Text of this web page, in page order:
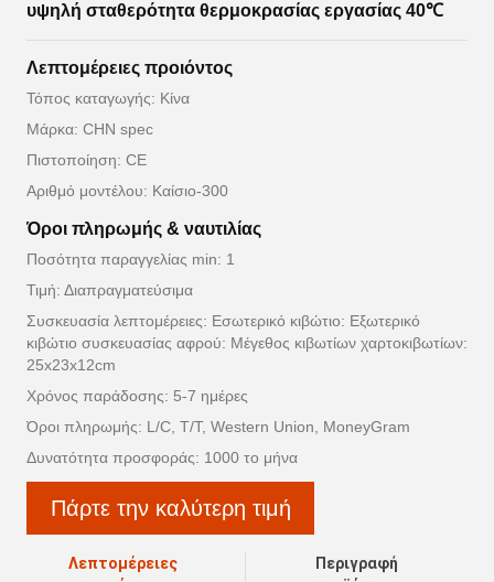
υψηλή σταθερότητα θερμοκρασίας εργασίας 40℃
Λεπτομέρειες προιόντος
Τόπος καταγωγής: Κίνα
Μάρκα: CHN spec
Πιστοποίηση: CE
Αριθμό μοντέλου: Καίσιο-300
Όροι πληρωμής & ναυτιλίας
Ποσότητα παραγγελίας min: 1
Τιμή: Διαπραγματεύσιμα
Συσκευασία λεπτομέρειες: Εσωτερικό κιβώτιο: Εξωτερικό
κιβώτιο συσκευασίας αφρού: Μέγεθος κιβωτίων χαρτοκιβωτίων:
25x23x12cm
Χρόνος παράδοσης: 5-7 ημέρες
Όροι πληρωμής: L/C, T/T, Western Union, MoneyGram
Δυνατότητα προσφοράς: 1000 το μήνα
Πάρτε την καλύτερη τιμή
Λεπτομέρειες
Περιγραφή